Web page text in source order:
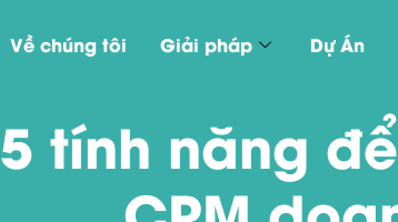
Về chúng tôi Giải pháp Dự Án
5 tính năng